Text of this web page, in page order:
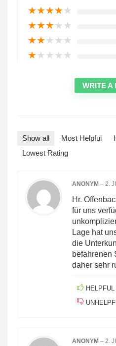
★★★★★
★★★★★
★★★★★
★★★★★
WRITE A
Show all Most Helpful
Lowest Rating
ANONYM – 2.
Hr.
für uns
Lage hat
die
befahrenen
daher sehr
HELPFUL
ANONYM – 2.